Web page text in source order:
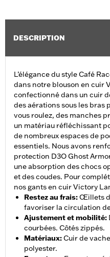
DESCRIPTION
L’élégance du style Café
dans notre blouson en cuir
confectionné dans un cuir
des aérations sous les
vous roulez, des manches
un matériau réfléchissant
de nombreux espaces de
essentiels. Nous avons
protection D3O Ghost
une absorption des chocs
et des coudes. Pour
nos gants en cuir Victory
Restez au frais:Œillets
favoriser la circulation
Ajustement et mobilité:
courbées. Côtés zippés.
Matériaux:Cuir de
polyester.